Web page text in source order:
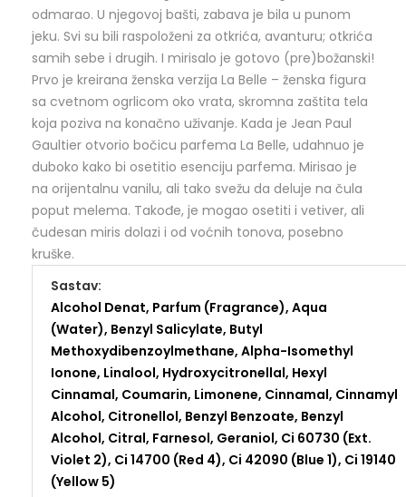
odmarao. U njegovoj bašti, zabava je bila u punom
jeku. Svi su bili raspoloženi za otkrića, avanturu; otkrića
samih sebe i drugih. I mirisalo je gotovo (pre)božanski!
Prvo je kreirana ženska verzija La Belle – ženska figura
sa cvetnom ogrlicom oko vrata, skromna zaštita tela
koja poziva na konačno uživanje. Kada je Jean Paul
Gaultier otvorio bočicu parfema La Belle, udahnuo je
duboko kako bi osetitio esenciju parfema. Mirisao je
na orijentalnu vanilu, ali tako svežu da deluje na čula
poput melema. Takođe, je mogao osetiti i vetiver, ali
čudesan miris dolazi i od voćnih tonova, posebno
kruške.
Sastav:
Alcohol Denat, Parfum (Fragrance), Aqua
(Water), Benzyl Salicylate, Butyl
Methoxydibenzoylmethane, Alpha-Isomethyl
Ionone, Linalool, Hydroxycitronellal, Hexyl
Cinnamal, Coumarin, Limonene, Cinnamal, Cinnamyl
Alcohol, Citronellol, Benzyl Benzoate, Benzyl
Alcohol, Citral, Farnesol, Geraniol, Ci 60730 (Ext.
Violet 2), Ci 14700 (Red 4), Ci 42090 (Blue 1), Ci 19140
(Yellow 5)